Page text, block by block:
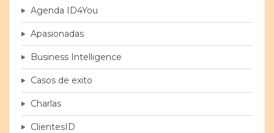
Agenda ID4You
Apasionadas
Business Intelligence
Casos de exito
Charlas
ClientesID